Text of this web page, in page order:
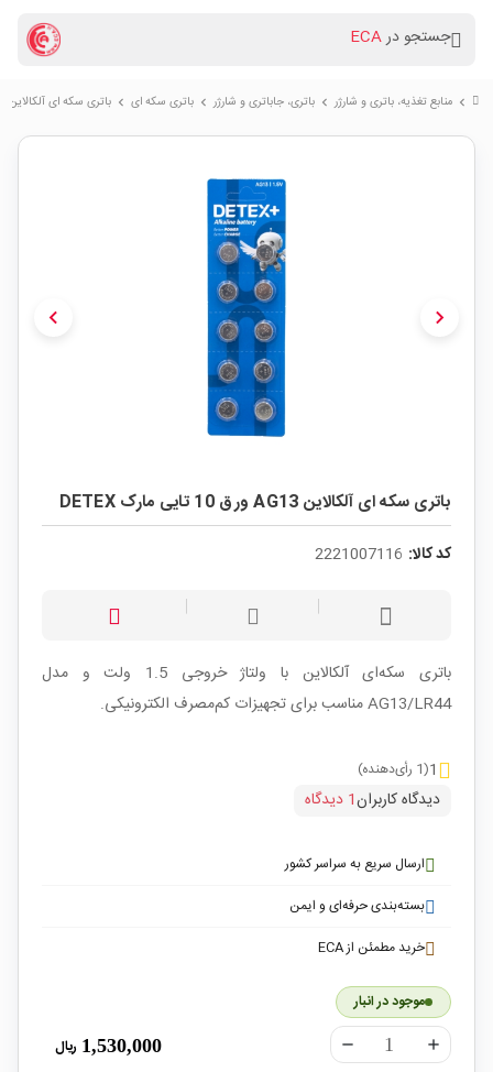
جستجو درECA
chevron_right منابع تغذیه، باتری و شارژر chevron_right باتری، جاباتری و شارژر chevron_right باتری سکه ای chevron_right باتری سکه ای آلکالاین AG13 ورق 10 تایی مارک DETEX
chevron_left chevron_right
باتری سکه ای آلکالاین AG13 ورق 10 تایی مارک DETEX
کد کالا: 2221007116
باتری سکه‌ای آلکالاین با ولتاژ خروجی 1.5 ولت و مدل
AG13/LR44 مناسب برای تجهیزات کم‌مصرف الکترونیکی.
1(1 رأی‌دهنده)
دیدگاه کاربران1 دیدگاه
ارسال سریع به سراسر کشور
بسته‌بندی حرفه‌ای و ایمن
خرید مطمئن از ECA
موجود در انبار
remove add
1,530,000 ریال